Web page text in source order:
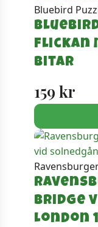
Bluebird
Flickan
bitar
159 kr
Bridge
London